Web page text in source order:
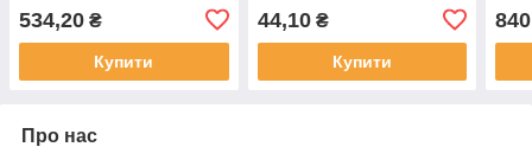
ці,18,5х25х17см
№QF2907PG(18)
534,20 ₴
Купити
№MK 5834(24)(192)
44,10₴
Купити
Про нас